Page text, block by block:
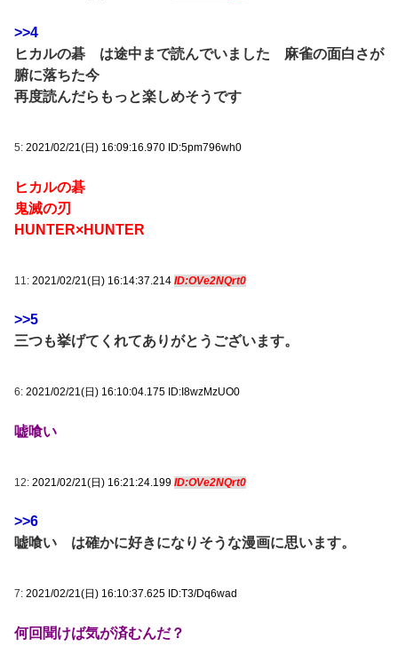
>>4
ヒカルの碁 は途中まで読んでいました 麻雀の面白さが
腑に落ちた今
再度読んだらもっと楽しめそうです
5: 2021/02/21(日) 16:09:16.970 ID:5pm796wh0
ヒカルの碁
鬼滅の刃
HUNTER×HUNTER
11: 2021/02/21(日) 16:14:37.214 ID:OVe2NQrt0
>>5
三つも挙げてくれてありがとうございます。
6: 2021/02/21(日) 16:10:04.175 ID:I8wzMzUO0
嘘喰い
12: 2021/02/21(日) 16:21:24.199 ID:OVe2NQrt0
>>6
嘘喰い は確かに好きになりそうな漫画に思います。
7: 2021/02/21(日) 16:10:37.625 ID:T3/Dq6wad
何回聞けば気が済むんだ？